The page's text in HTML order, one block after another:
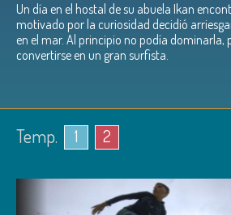
Un día en el hostal de su abuela Ikan
motivado por la curiosidad decidió
en el mar. Al principio no podía dominarla,
convertirse en un gran surfista.
Temp. 1 2